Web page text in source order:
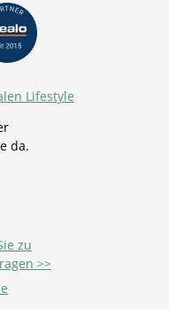
da.
zu
>>